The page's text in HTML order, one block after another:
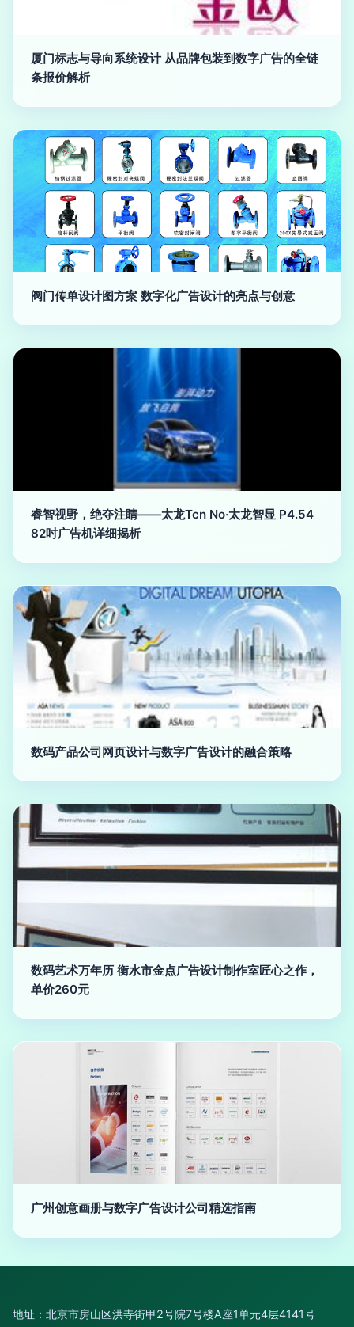
厦门标志与导向系统设计 从品牌包装到数字广告的全链
条报价解析
阀门传单设计图方案 数字化广告设计的亮点与创意
睿智视野，绝夺注睛——太龙Tcn No·太龙智显 P4.54
82吋广告机详细揭析
数码产品公司网页设计与数字广告设计的融合策略
数码艺术万年历 衡水市金点广告设计制作室匠心之作，
单价260元
广州创意画册与数字广告设计公司精选指南
地址：北京市房山区洪寺街甲2号院7号楼A座1单元4层4141号